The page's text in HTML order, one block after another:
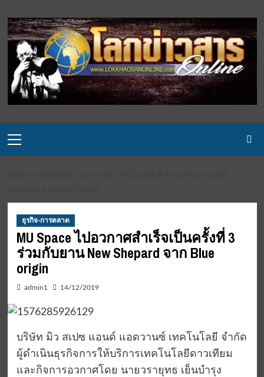
to
content
Menu
ธุรกิจ-การตลาด
MU Space ไปอวกาศสำเร็จเป็นครั้งที่ 3
ร่วมกับยาน New Shepard จาก Blue
origin
admin1 14/12/2019
บริษัท มิว สเปซ แอนด์ แอดวานซ์ เทคโนโลยี จำกัด
ผู้ดำเนินธุรกิจการให้บริการเทคโนโลยีดาวเทียม
และกิจการอวกาศโดย นายวรายุทธ เย็นบำรุง